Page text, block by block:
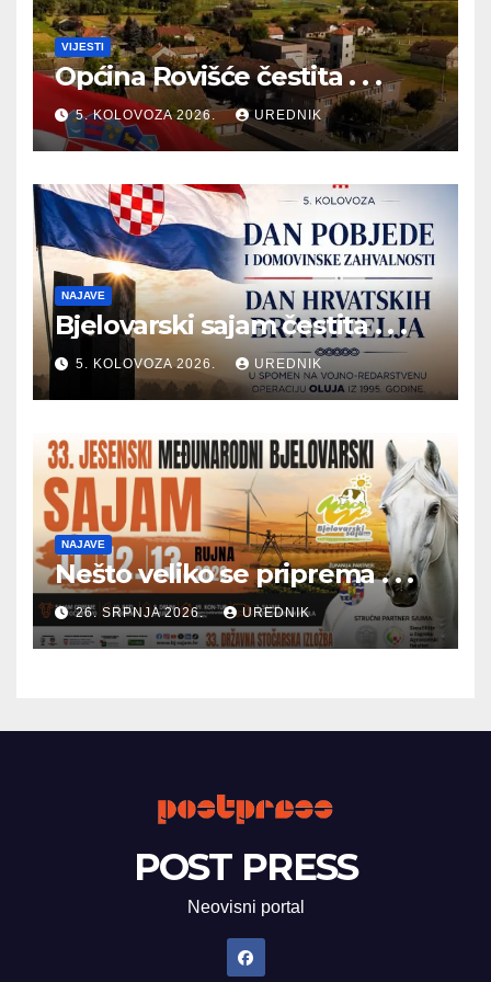
VIJESTI
Općina Rovišće čestita . . .
5. KOLOVOZA 2026. UREDNIK
NAJAVE
Bjelovarski sajam čestita . . .
5. KOLOVOZA 2026. UREDNIK
NAJAVE
Nešto veliko se priprema . . .
26. SRPNJA 2026. UREDNIK
POST PRESS
Neovisni portal